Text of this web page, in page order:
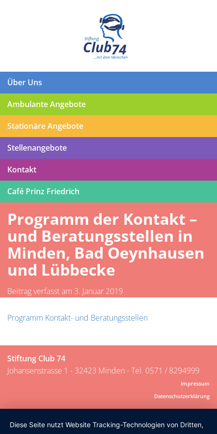
Über Uns
Ambulante Angebote
Stationäre Angebote
Stellenangebote
Kontakt
Café Prinz Friedrich
Programm der Kontakt –
und Beratungsstellen in
Minden, Bad Oeynhausen
und Lübbecke
Beitrag verfasst am 3. Januar 2019
Programm Kontakt- und Beratungsstellen
Stiftung Club 74
Johansenstrasse 1 - 32423 Minden - Tel. 0571 / 8294999
Impressum
Datenschutzerklärung
Diese Seite nutzt Website Tracking-Technologien von Dritten,